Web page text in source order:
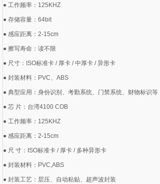
● 工作频率：125KHZ
● 存储容量：64bit
● 感应距离：2-15cm
● 擦写寿命：读不限
● 尺寸：ISO标准卡 / 厚卡 / 中厚卡 / 异形卡
● 封装材料：PVC、ABS
● 典型应用：身份识别、考勤系统、门禁系统、财物标识等
● 芯 片：台湾4100 COB
● 工作频率：125KHZ
● 感应距离：2-15cm
● 尺 寸：ISO标准卡 / 厚卡 / 多种异形卡
● 封装材料：PVC,ABS
● 封装工艺：层压、自动粘贴、超声波封装